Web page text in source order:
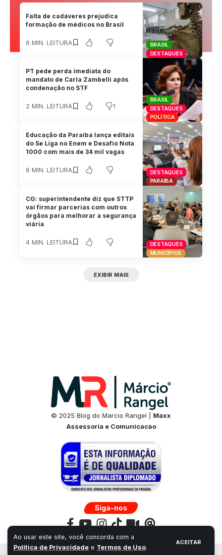
Ao usar este site, você concorda com a
Política de Privacidade e Termos de Uso.
ACEITAR
BRASIL
DESTAQUES
Falta de cadáveres prejudica
formação de médicos no Brasil
6 MIN. LEITURA
BRASIL
DESTAQUES
POLÍTICA
PT pede perda imediata do
mandato de Carla Zambelli após
condenação no STF
2 MIN. LEITURA 1
DESTAQUES
PARAÍBA
Educação da Paraíba lança editais
do Se Liga no Enem e Desafio Nota
1000 com mais de 34 mil vagas
6 MIN. LEITURA
DESTAQUES
MUNICÍPIOS
CG: superintendente diz que STTP
vai firmar parcerias com outros
órgãos para melhorar a segurança
viária
4 MIN. LEITURA
EXIBIR MAIS
© 2025 Blog do Marcio Rangel | Maxx
Assessoria e Comunicacao
Siga-nos
Desenvolvido por:Universo Next